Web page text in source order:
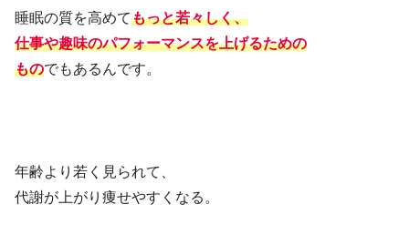
睡眠の質を高めてもっと若々しく、
仕事や趣味のパフォーマンスを上げるための
ものでもあるんです。
年齢より若く見られて、
代謝が上がり痩せやすくなる。